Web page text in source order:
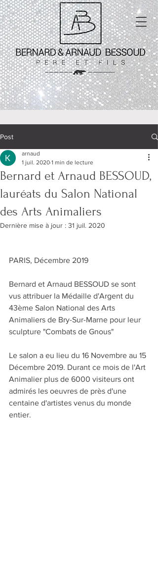
Post
Bernard et Arnaud BESSOUD,
lauréats du Salon National
des Arts Animaliers
arnaud
1 juil. 2020 1 min de lecture
Dernière mise à jour : 31 juil. 2020
PARIS, Décembre 2019
Bernard et Arnaud BESSOUD se sont
vus attribuer la Médaille d'Argent du
43ème Salon National des Arts
Animaliers de Bry-Sur-Marne pour leur
sculpture "Combats de Gnous"
Le salon a eu lieu du 16 Novembre au 15
Décembre 2019. Durant ce mois de l'Art
Animalier plus de 6000 visiteurs ont
admirés les oeuvres de près d'une
centaine d'artistes venus du monde
entier.